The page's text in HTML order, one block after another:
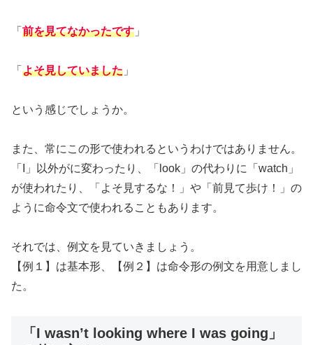
「 前を見てなかったです 」
「 よそ見していました 」
という感じでしょうか。
また、常にこの形で使われるというわけではありません。
「I」以外がに変わったり、「look」の代わりに「watch」
が使われたり、「よそ見するな！」や「前見て歩け！」の
ように命令文で使われることもあります。
それでは、例文を見ていきましょう。
【例１】は基本形、【例２】は命令形の例文を用意しまし
た。
「I wasn’t looking where I was going」